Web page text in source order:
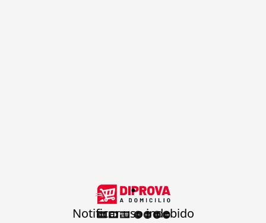
.
Notificar uso indebido